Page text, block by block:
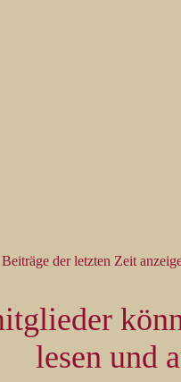
Beiträge der letzten Zeit
lesen und